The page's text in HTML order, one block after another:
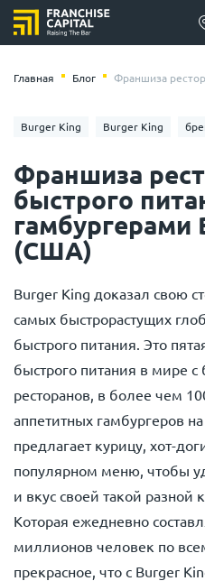
Главная Блог Франшиза
Burger King Burger King
Франшиза
быстрого
гамбургерами
(США)
Burger King доказал свою
самых быстрорастущих
быстрого питания. Это
быстрого питания в мире
ресторанов, в более чем
аппетитных гамбургеров
предлагает курицу, хот-
популярном меню, чтобы
и вкус своей такой разной
Которая ежедневно
миллионов человек по
прекрасное, что с Burger